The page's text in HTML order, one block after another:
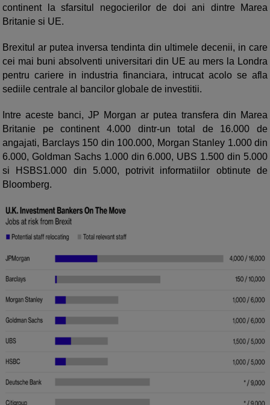
continent la sfarsitul negocierilor de doi ani dintre Marea
Britanie si UE.
Brexitul ar putea inversa tendinta din ultimele decenii, in care
cei mai buni absolventi universitari din UE au mers la Londra
pentru cariere in industria financiara, intrucat acolo se afla
sediile centrale al bancilor globale de investitii.
Intre aceste banci, JP Morgan ar putea transfera din Marea
Britanie pe continent 4.000 dintr-un total de 16.000 de
angajati, Barclays 150 din 100.000, Morgan Stanley 1.000 din
6.000, Goldman Sachs 1.000 din 6.000, UBS 1.500 din 5.000
si HSBS1.000 din 5.000, potrivit informatiilor obtinute de
Bloomberg.